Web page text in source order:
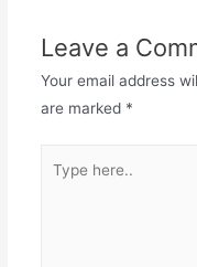
Leave a
Your email address
are marked *